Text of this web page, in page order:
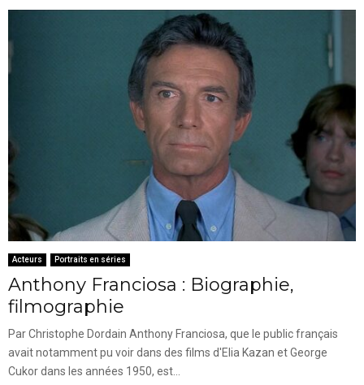
Acteurs Portraits en séries
Anthony Franciosa : Biographie,
filmographie
Par Christophe Dordain Anthony Franciosa, que le public français
avait notamment pu voir dans des films d'Elia Kazan et George
Cukor dans les années 1950, est...